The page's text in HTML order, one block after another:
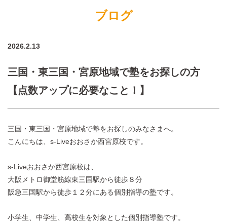
ブログ
2026.2.13
三国・東三国・宮原地域で塾をお探しの方
【点数アップに必要なこと！】
三国・東三国・宮原地域で塾をお探しのみなさまへ。
こんにちは、s-Liveおおさか西宮原校です。
s-Liveおおさか西宮原校は、
大阪メトロ御堂筋線東三国駅から徒歩８分
阪急三国駅から徒歩１２分にある個別指導の塾です。
小学生、中学生、高校生を対象とした個別指導塾です。